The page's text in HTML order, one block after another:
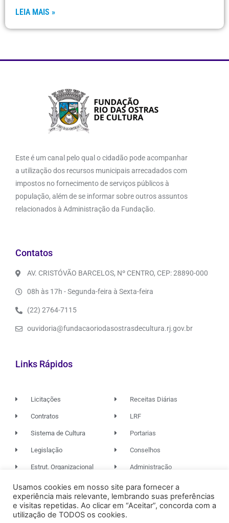
LEIA MAIS »
Este é um canal pelo qual o cidadão pode acompanhar
a utilização dos recursos municipais arrecadados com
impostos no fornecimento de serviços públicos à
população, além de se informar sobre outros assuntos
relacionados à Administração da Fundação.
Contatos
AV. CRISTÓVÃO BARCELOS, Nº CENTRO, CEP: 28890-000
08h às 17h - Segunda-feira à Sexta-feira
(22) 2764-7115
ouvidoria@fundacaoriodasostrasdecultura.rj.gov.br
Links Rápidos
Licitações
Contratos
Sistema de Cultura
Legislação
Estrut. Organizacional
Receitas Diárias
LRF
Portarias
Conselhos
Administração
© 2026. TODOS OS DIREITOS RESERVADOS.
Usamos cookies em nosso site para fornecer a
experiência mais relevante, lembrando suas preferências
e visitas repetidas. Ao clicar em “Aceitar”, concorda com a
utilização de TODOS os cookies.